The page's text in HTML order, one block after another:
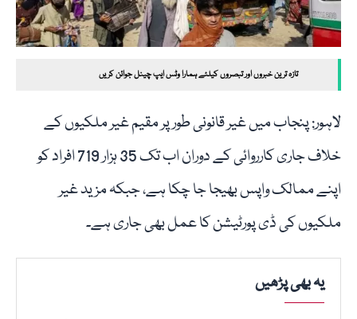
تازہ ترین خبروں اور تبصروں کیلئے ہمارا وٹس ایپ چینل جوائن کریں
لاہور: پنجاب میں غیر قانونی طور پر مقیم غیر ملکیوں کے
خلاف جاری کارروائی کے دوران اب تک 35 ہزار 719 افراد کو
اپنے ممالک واپس بھیجا جا چکا ہے، جبکہ مزید غیر
ملکیوں کی ڈی پورٹیشن کا عمل بھی جاری ہے۔
یہ بھی پڑھیں